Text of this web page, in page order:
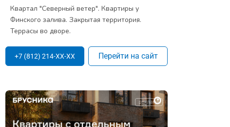
Квартал "Северный ветер". Квартиры у
Финского залива. Закрытая территория.
Террасы во дворе.
+7 (812) 214-XX-XX Перейти на сайт